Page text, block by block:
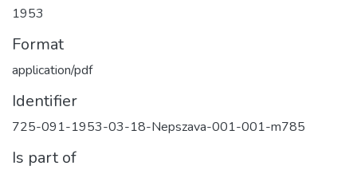
1953
Format
application/pdf
Identifier
725-091-1953-03-18-Nepszava-001-001-m785
Is part of